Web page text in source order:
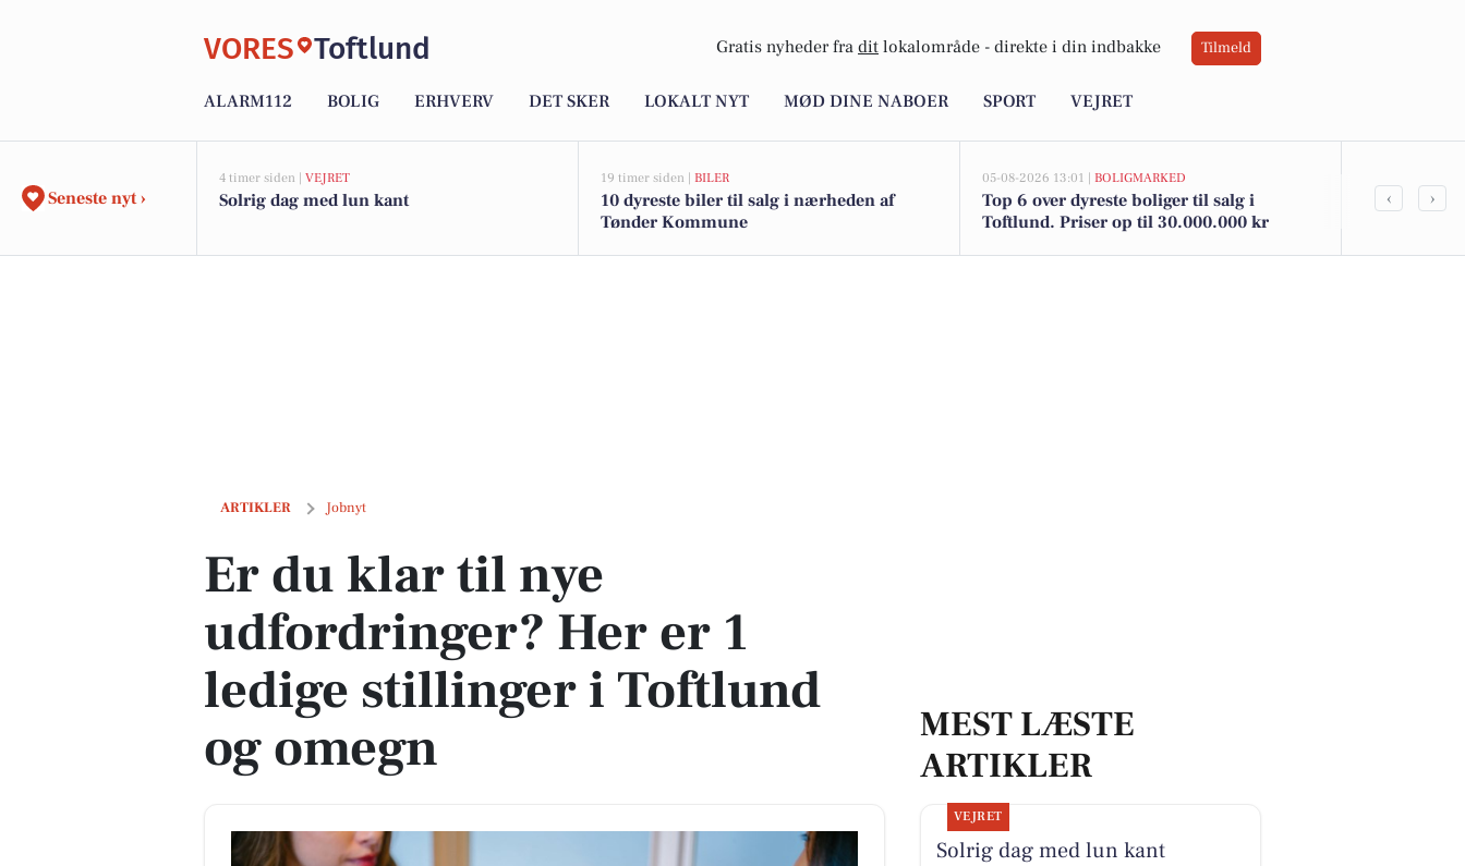
VORES Toftlund Gratis nyheder fra dit lokalområde - direkte i din indbakke Tilmeld
ALARM112 BOLIG ERHVERV DET SKER LOKALT NYT MØD DINE NABOER SPORT VEJRET
Seneste nyt ›
4 timer siden | VEJRET
Solrig dag med lun kant
19 timer siden | BILER
10 dyreste biler til salg i nærheden af
Tønder Kommune
05-08-2026 13:01 | BOLIGMARKED
Top 6 over dyreste boliger til salg i
Toftlund. Priser op til 30.000.000 kr
Toftlunds
‹ ›
ARTIKLER Jobnyt
Er du klar til nye udfordringer? Her er 1 ledige stillinger i Toftlund og omegn
Er du klar til nye
udfordringer? Her er 1
ledige stillinger i Toftlund
og omegn
MEST LÆSTE
ARTIKLER
VEJRET
Solrig dag med lun kant